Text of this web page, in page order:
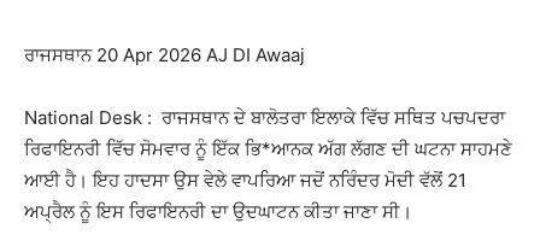
ਰਾਜਸਥਾਨ 20 Apr 2026 AJ DI Awaaj
National Desk : ਰਾਜਸਥਾਨ ਦੇ ਬਾਲੋਤਰਾ ਇਲਾਕੇ ਵਿੱਚ ਸਥਿਤ ਪਚਪਦਰਾ
ਰਿਫਾਇਨਰੀ ਵਿੱਚ ਸੋਮਵਾਰ ਨੂੰ ਇੱਕ ਭਿ*ਆਨਕ ਅੱਗ ਲੱਗਣ ਦੀ ਘਟਨਾ ਸਾਹਮਣੇ
ਆਈ ਹੈ। ਇਹ ਹਾਦਸਾ ਉਸ ਵੇਲੇ ਵਾਪਰਿਆ ਜਦੋਂ ਨਰਿੰਦਰ ਮੋਦੀ ਵੱਲੋਂ 21
ਅਪ੍ਰੈਲ ਨੂੰ ਇਸ ਰਿਫਾਇਨਰੀ ਦਾ ਉਦਘਾਟਨ ਕੀਤਾ ਜਾਣਾ ਸੀ।